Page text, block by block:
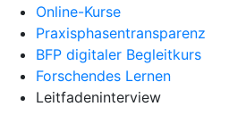
Online-Kurse
Praxisphasentransparenz
BFP digitaler Begleitkurs
Forschendes Lernen
Leitfadeninterview